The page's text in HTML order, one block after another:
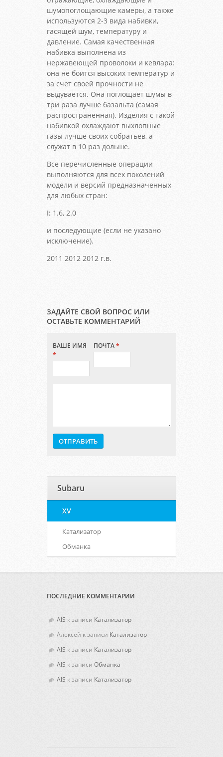
шумопоглощающие камеры, а также
используются 2-3 вида набивки,
гасящей шум, температуру и
давление. Самая качественная
набивка выполнена из
нержавеющей проволоки и кевлара:
она не боится высоких температур и
за счет своей прочности не
выдувается. Она поглощает шумы в
три раза лучше базальта (самая
распространенная). Изделия с такой
набивкой охлаждают выхлопные
газы лучше своих собратьев, а
служат в 10 раз дольше.
Все перечисленные операции
выполняются для всех поколений
модели и версий предназначенных
для любых стран:
I: 1.6, 2.0
и последующие (если не указано
исключение).
2011 2012 2012 г.в.
ЗАДАЙТЕ СВОЙ ВОПРОС ИЛИ
ОСТАВЬТЕ КОММЕНТАРИЙ
ВАШЕ ИМЯ
*
ПОЧТА*
Subaru
XV
Катализатор
Обманка
ПОСЛЕДНИЕ КОММЕНТАРИИ
AIS к записи Катализатор
Алексей к записи Катализатор
AIS к записи Катализатор
AIS к записи Обманка
AIS к записи Катализатор